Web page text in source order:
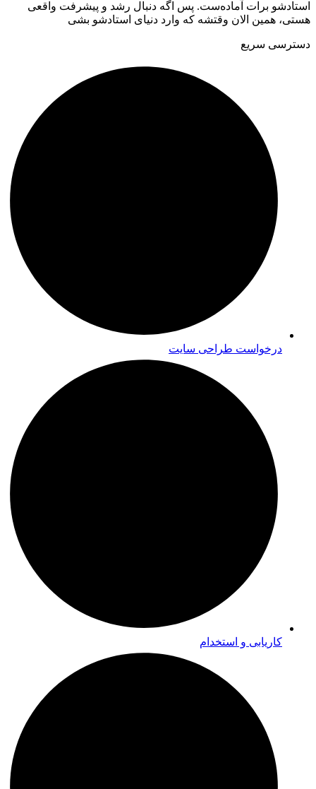
استادشو برات آماده‌ست. پس اگه دنبال رشد و پیشرفت واقعی
هستی، همین الان وقتشه که وارد دنیای استادشو بشی
دسترسی سریع
درخواست طراحی سایت
کاریابی و استخدام